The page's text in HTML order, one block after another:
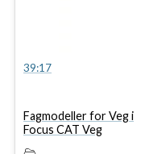
39:17
Fagmodeller for Veg i
Focus CAT Veg